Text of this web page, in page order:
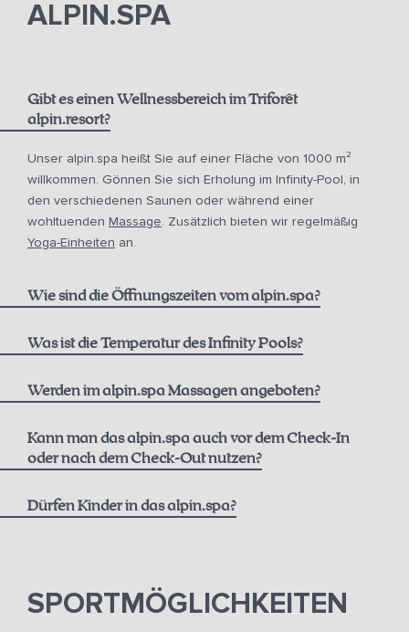
Sonnenliegen sind jedoch für die Fellnasen tabu, da sie den
ALPIN.SPA
Gibt es einen Wellnessbereich im Triforêt
alpin.resort?
Unser alpin.spa heißt Sie auf einer Fläche von 1000 m²
willkommen. Gönnen Sie sich Erholung im Infinity-Pool, in
den verschiedenen Saunen oder während einer
wohltuenden Massage. Zusätzlich bieten wir regelmäßig
Yoga-Einheiten an.
Wie sind die Öffnungszeiten vom alpin.spa?
Infinity Pool:
Sauna & Dampfbad (Adults only):
Was ist die Temperatur des Infinity Pools?
Werden im alpin.spa Massagen angeboten?
Massagen
Kann man das alpin.spa auch vor dem Check-In
oder nach dem Check-Out nutzen?
Dürfen Kinder in das alpin.spa?
SPORTMÖGLICHKEITEN